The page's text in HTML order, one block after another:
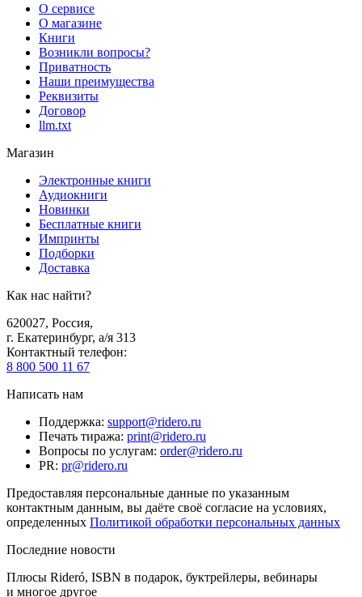
О сервисе
О магазине
Книги
Возникли вопросы?
Приватность
Наши преимущества
Реквизиты
Договор
llm.txt
Магазин
Электронные книги
Аудиокниги
Новинки
Бесплатные книги
Импринты
Подборки
Доставка
Как нас найти?
620027, Россия,
г. Екатеринбург, а/я 313
Контактный телефон:
8 800 500 11 67
Написать нам
Поддержка: support@ridero.ru
Печать тиража: print@ridero.ru
Вопросы по услугам: order@ridero.ru
PR: pr@ridero.ru
Предоставляя персональные данные по указанным
контактным данным, вы даёте своё согласие на условиях,
определенных Политикой обработки персональных данных
Последние новости
Плюсы Rideró, ISBN в подарок, буктрейлеры, вебинары
и многое другое